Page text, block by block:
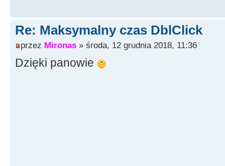
Re: Maksymalny czas DblClick
przez Mironas » środa, 12 grudnia 2018, 11:36
Dzięki panowie